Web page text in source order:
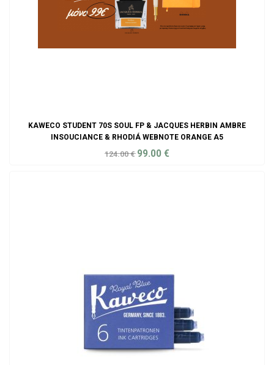
KAWECO STUDENT 70S SOUL FP & JACQUES HERBIN AMBRE
INSOUCIANCE & RHODIÁ WEBNOTE ORANGE A5
124.00€ 99.00 €